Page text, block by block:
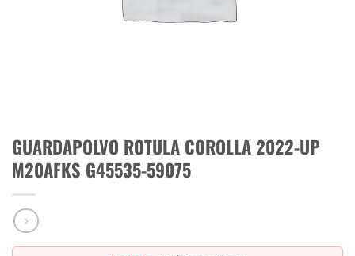
GUARDAPOLVO ROTULA COROLLA 2022-UP
M20AFKS G45535-59075